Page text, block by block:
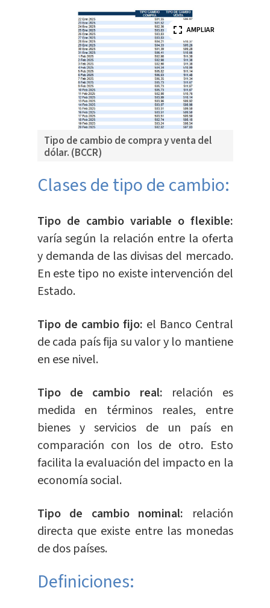
Tipo de cambio de compra y venta del
dólar. (BCCR)
AMPLIAR
Clases de tipo de cambio:
Tipo de cambio variable o flexible:
varía según la relación entre la oferta
y demanda de las divisas del mercado.
En este tipo no existe intervención del
Estado.
Tipo de cambio fijo: el Banco Central
de cada país fija su valor y lo mantiene
en ese nivel.
Tipo de cambio real: relación es
medida en términos reales, entre
bienes y servicios de un país en
comparación con los de otro. Esto
facilita la evaluación del impacto en la
economía social.
Tipo de cambio nominal: relación
directa que existe entre las monedas
de dos países.
Definiciones: